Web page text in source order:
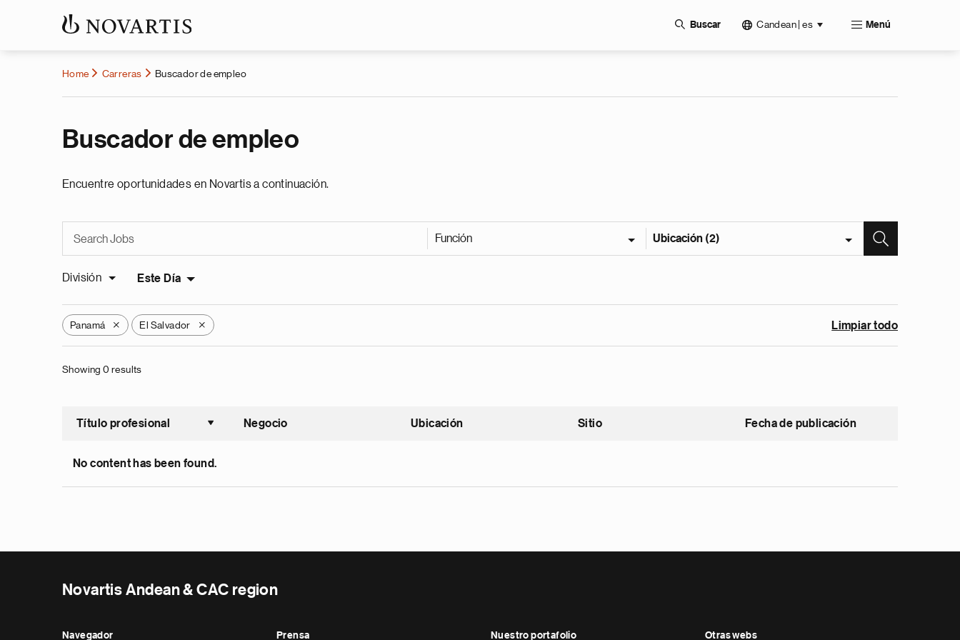
Buscar Candean | es Menú
Home Carreras Buscador de empleo
Buscador de empleo
Encuentre oportunidades en Novartis a continuación.
Función Ubicación (2)
División Este Día
Panamá X El Salvador X Limpiar todo
Showing 0 results
Título profesional
Ordenar ascendente
Negocio Ubicación Sitio Fecha de publicación
No content has been found.
Novartis Andean & CAC region
Navegador Prensa Nuestro portafolio Otras webs